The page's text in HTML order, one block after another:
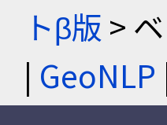
トβ版 >
| GeoNLP